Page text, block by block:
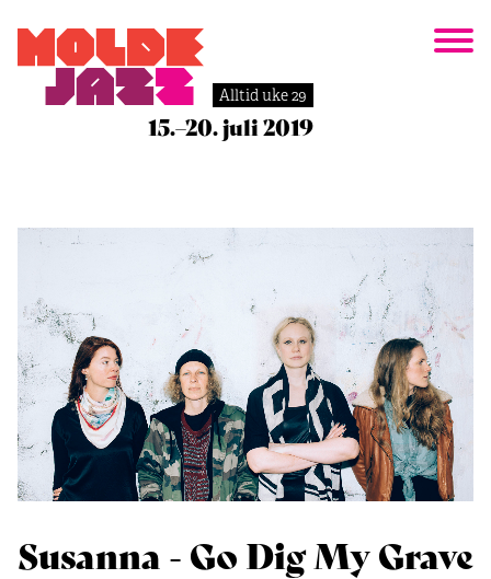
15.–20. juli 2019
Alltid uke 29
Susanna - Go Dig My Grave